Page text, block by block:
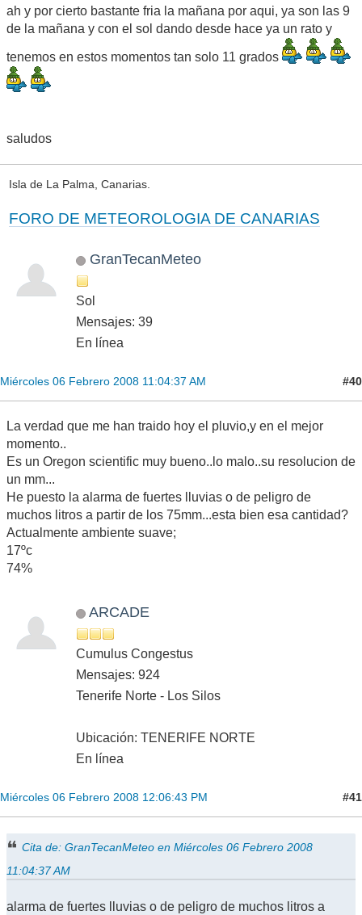
ah y por cierto bastante fria la mañana por aqui, ya son las 9
de la mañana y con el sol dando desde hace ya un rato y
tenemos en estos momentos tan solo 11 grados
saludos
Isla de La Palma, Canarias.
FORO DE METEOROLOGIA DE CANARIAS
GranTecanMeteo
Sol
Mensajes: 39
En línea
Miércoles 06 Febrero 2008 11:04:37 AM #40
La verdad que me han traido hoy el pluvio,y en el mejor
momento..
Es un Oregon scientific muy bueno..lo malo..su resolucion de
un mm...
He puesto la alarma de fuertes lluvias o de peligro de
muchos litros a partir de los 75mm...esta bien esa cantidad?
Actualmente ambiente suave;
17ºc
74%
ARCADE
Cumulus Congestus
Mensajes: 924
Tenerife Norte - Los Silos
Ubicación: TENERIFE NORTE
En línea
Miércoles 06 Febrero 2008 12:06:43 PM #41
Cita de: GranTecanMeteo en Miércoles 06 Febrero 2008
11:04:37 AM
alarma de fuertes lluvias o de peligro de muchos litros a